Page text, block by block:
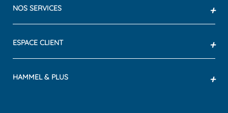
NOS SERVICES +
ESPACE CLIENT +
HAMMEL & PLUS +